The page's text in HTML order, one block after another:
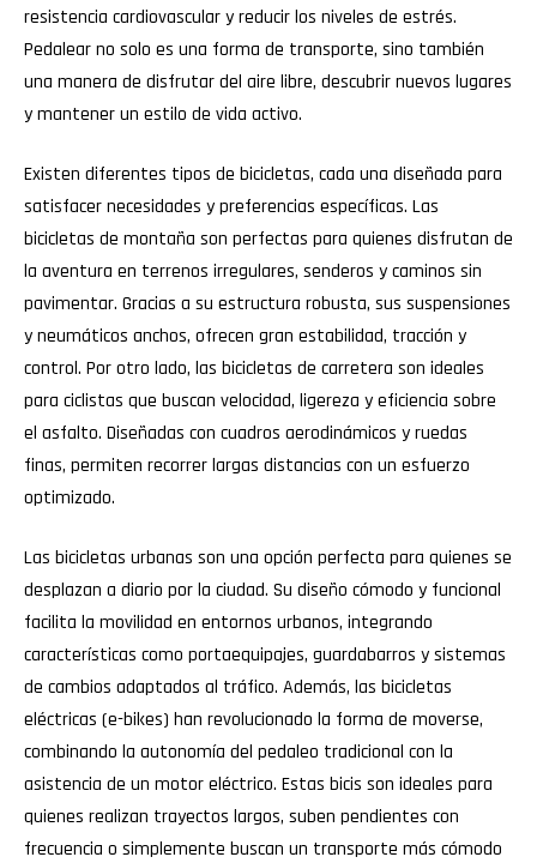
resistencia cardiovascular y reducir los niveles de estrés.
Pedalear no solo es una forma de transporte, sino también
una manera de disfrutar del aire libre, descubrir nuevos lugares
y mantener un estilo de vida activo.
Existen diferentes tipos de bicicletas, cada una diseñada para
satisfacer necesidades y preferencias específicas. Las
bicicletas de montaña son perfectas para quienes disfrutan de
la aventura en terrenos irregulares, senderos y caminos sin
pavimentar. Gracias a su estructura robusta, sus suspensiones
y neumáticos anchos, ofrecen gran estabilidad, tracción y
control. Por otro lado, las bicicletas de carretera son ideales
para ciclistas que buscan velocidad, ligereza y eficiencia sobre
el asfalto. Diseñadas con cuadros aerodinámicos y ruedas
finas, permiten recorrer largas distancias con un esfuerzo
optimizado.
Las bicicletas urbanas son una opción perfecta para quienes se
desplazan a diario por la ciudad. Su diseño cómodo y funcional
facilita la movilidad en entornos urbanos, integrando
características como portaequipajes, guardabarros y sistemas
de cambios adaptados al tráfico. Además, las bicicletas
eléctricas (e-bikes) han revolucionado la forma de moverse,
combinando la autonomía del pedaleo tradicional con la
asistencia de un motor eléctrico. Estas bicis son ideales para
quienes realizan trayectos largos, suben pendientes con
frecuencia o simplemente buscan un transporte más cómodo